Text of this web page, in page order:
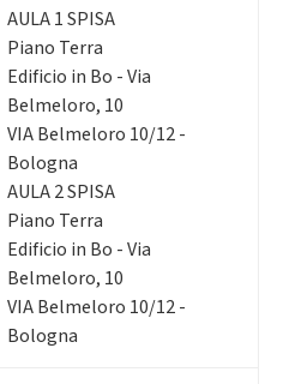
AULA 1 SPISA
Piano Terra
Edificio in Bo - Via
Belmeloro, 10
VIA Belmeloro 10/12 -
Bologna
AULA 2 SPISA
Piano Terra
Edificio in Bo - Via
Belmeloro, 10
VIA Belmeloro 10/12 -
Bologna